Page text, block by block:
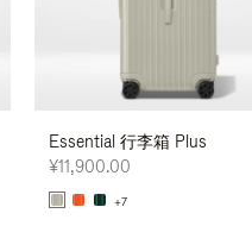
Essential 行李箱 Plus
¥11,900.00
+7